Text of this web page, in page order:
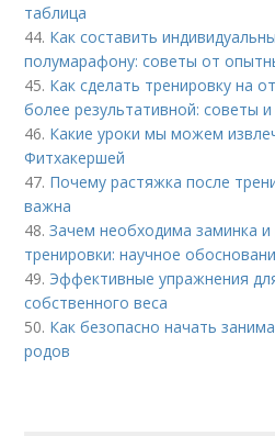
таблица
44. Как составить
полумарафону: советы от
45. Как сделать тренировку на
более результативной: советы
46. Какие уроки мы можем
Фитхакершей
47. Почему растяжка после
важна
48.Зачем необходима заминка
тренировки: научное
49. Эффективные упражнения
собственного веса
50. Как безопасно начать
родов